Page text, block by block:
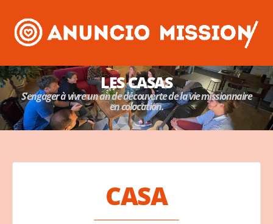
LES CASAS
S'engager à vivre un an de découverte de la vie missionnaire
en colocation.
CASA